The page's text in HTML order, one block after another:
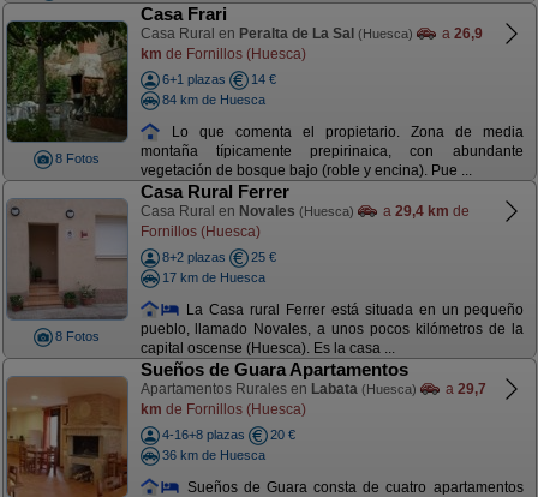
8 Fotos
Casa Frari
Casa Rural en Peralta de La Sal (Huesca) a 26,9
km de Fornillos (Huesca)
6+1 plazas
14 €
84 km de Huesca
Lo que comenta el propietario. Zona de media
montaña típicamente prepirinaica, con abundante
vegetación de bosque bajo (roble y encina). Pue ...
8 Fotos
Casa Rural Ferrer
Casa Rural en Novales (Huesca) a 29,4 km de
Fornillos (Huesca)
8+2 plazas
25 €
17 km de Huesca
La Casa rural Ferrer está situada en un pequeño
pueblo, llamado Novales, a unos pocos kilómetros de la
capital oscense (Huesca). Es la casa ...
Sueños de Guara Apartamentos
Apartamentos Rurales en Labata (Huesca) a 29,7
km de Fornillos (Huesca)
4-16+8 plazas
20 €
36 km de Huesca
Sueños de Guara consta de cuatro apartamentos